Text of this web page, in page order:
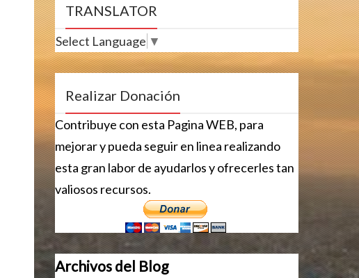
TRANSLATOR
Select Language ▼
Realizar Donación
Contribuye con esta Pagina WEB, para
mejorar y pueda seguir en linea realizando
esta gran labor de ayudarlos y ofrecerles tan
valiosos recursos.
Archivos del Blog